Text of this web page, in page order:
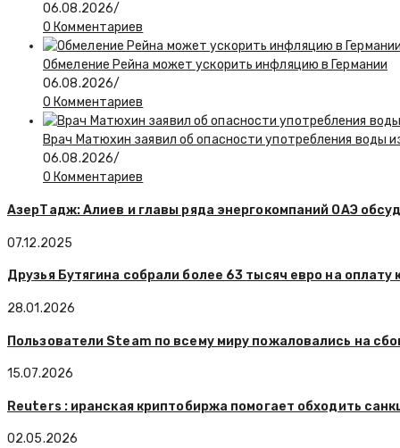
06.08.2026/
0 Комментариев
Обмеление Рейна может ускорить инфляцию в Германии
06.08.2026/
0 Комментариев
Врач Матюхин заявил об опасности употребления воды
06.08.2026/
0 Комментариев
АзерТадж: Алиев и главы ряда энергокомпаний ОАЭ
07.12.2025
Друзья Бутягина собрали более 63 тысяч евро на оплату
28.01.2026
Пользователи Steam по всему миру пожаловались на
15.07.2026
Reuters : иранская криптобиржа помогает обходить
02.05.2026